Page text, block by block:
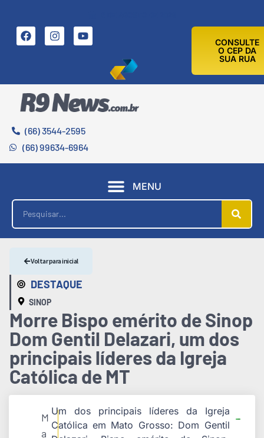
CONSULTE
O CEP DA
SUA RUA
(66) 3544-2595
(66) 99634-6964
MENU
DESTAQUE
SINOP
Voltar para inicial
Morre Bispo emérito de Sinop
Dom Gentil Delazari, um dos
principais líderes da Igreja
Católica de MT
M
a
Um dos principais líderes da Igreja
Católica em Mato Grosso: Dom Gentil